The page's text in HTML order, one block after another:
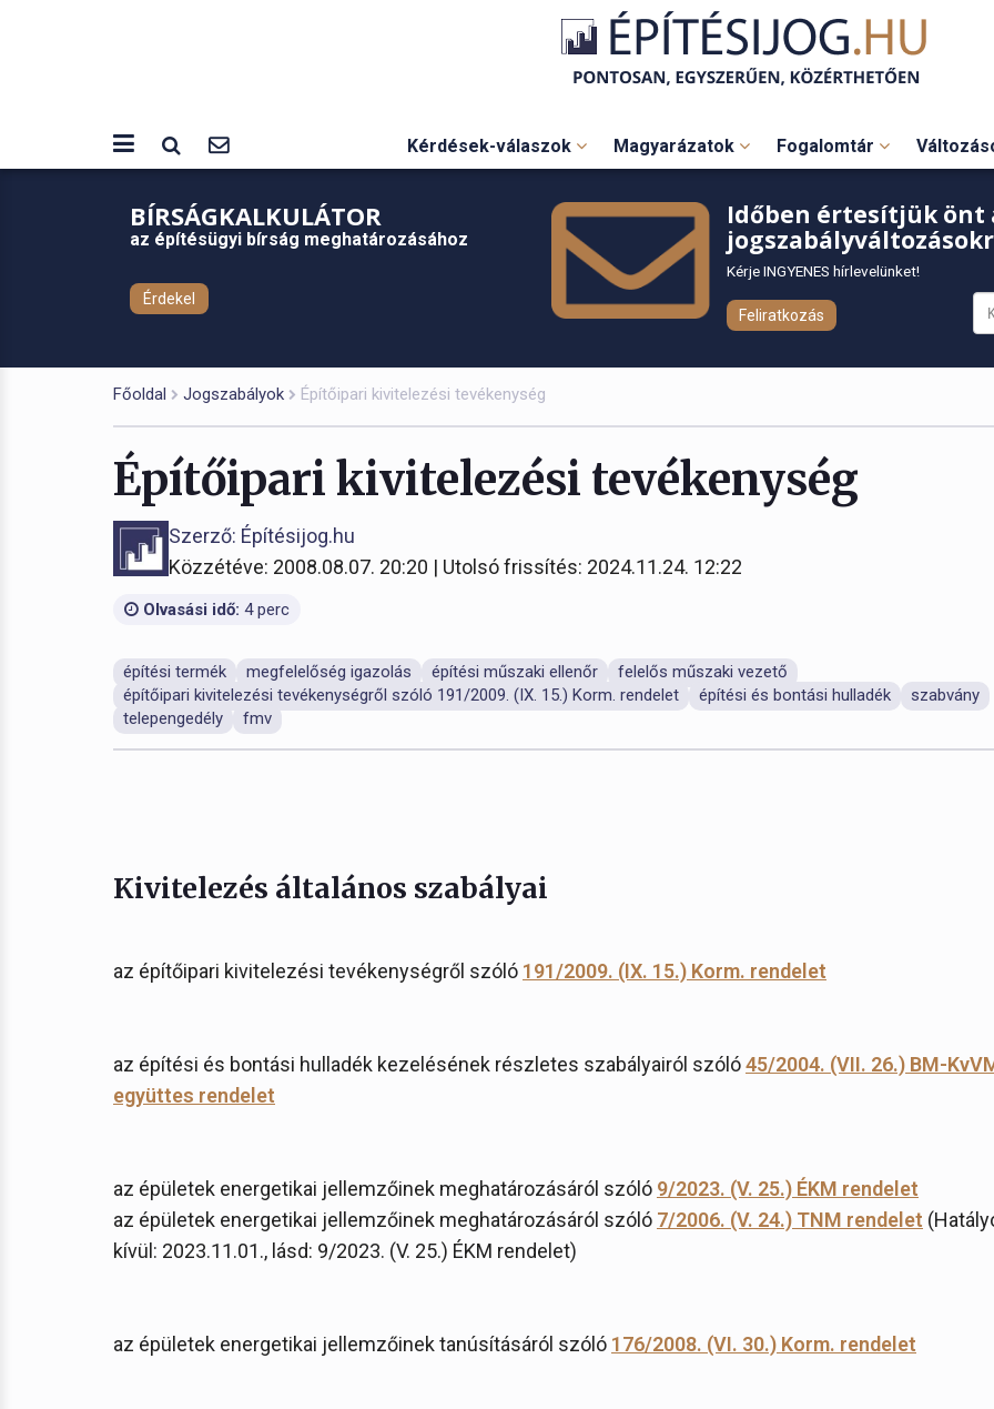
Kérdések-válaszok Magyarázatok Fogalomtár
BÍRSÁGKALKULÁTOR
az építésügyi bírság meghatározásához
Érdekel
Időben értesítjük önt
Kérje INGYENES hírlevelünket!
Feliratkozás
Főoldal Jogszabályok Építőipari kivitelezési tevékenység
Építőipari kivitelezési tevékenység
Szerző: Építésijog.hu
Közzétéve: 2008.08.07. 20:20 | Utolsó frissítés: 2024.11.24. 12:22
Olvasási idő: 4 perc
építési termék megfelelőség igazolás építési műszaki ellenőr
felelős műszaki vezető
építőipari kivitelezési tevékenységről szóló 191/2009. (IX. 15.) Korm. rendelet
építési és bontási hulladék
szabvány
telepengedély
fmv
Kivitelezés általános szabályai
az építőipari kivitelezési tevékenységről szóló 191/2009. (IX. 15.) Korm. rendelet
az építési és bontási hulladék kezelésének részletes szabályairól szóló45/2004. (VII. 26.) BM-
együttes rendelet
az épületek energetikai jellemzőinek meghatározásáról szóló 9/2023. (V. 25.) ÉKM rendelet
az épületek energetikai jellemzőinek meghatározásáról szóló 7/2006. (V. 24.) TNM rendelet
kívül: 2023.11.01., lásd: 9/2023. (V. 25.) ÉKM rendelet)
az épületek energetikai jellemzőinek tanúsításáról szóló 176/2008. (VI. 30.) Korm. rendelet